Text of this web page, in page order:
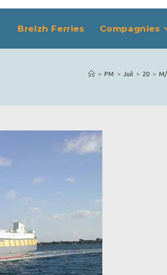
Breizh Ferries Compagnies
> PM > Juil > 20 >